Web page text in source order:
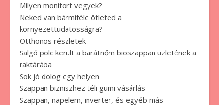
Milyen monitort vegyek?
Neked van bármiféle ötleted a
környezettudatosságra?
Otthonos részletek
Salgó polc került a barátnőm bioszappan üzletének a
raktárába
Sok jó dolog egy helyen
Szappan bizniszhez téli gumi vásárlás
Szappan, napelem, inverter, és egyéb más